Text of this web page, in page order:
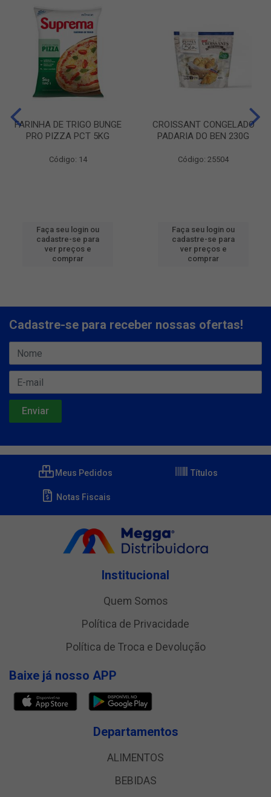
FARINHA DE TRIGO BUNGE
PRO PIZZA PCT 5KG
Código: 14
Faça seu login ou
cadastre-se para
ver preços e
comprar
CROISSANT CONGELADO
PADARIA DO BEN 230G
Código: 25504
Faça seu login ou
cadastre-se para
ver preços e
comprar
Cadastre-se para receber nossas ofertas!
Meus Pedidos Títulos
Notas Fiscais
Institucional
Quem Somos
Política de Privacidade
Política de Troca e Devolução
Baixe já nosso APP
Departamentos
ALIMENTOS
BEBIDAS